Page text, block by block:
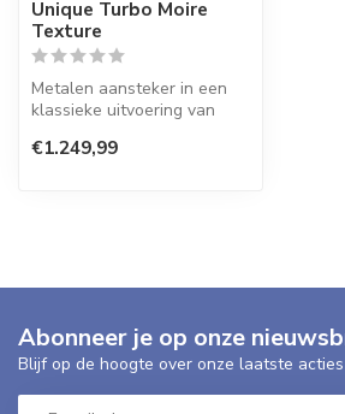
Unique Turbo Moire
Texture
Metalen aansteker in een
klassieke uitvoering van
€1.249,99
Abonneer je op onze
Blijf op de hoogte over onze laatste acties